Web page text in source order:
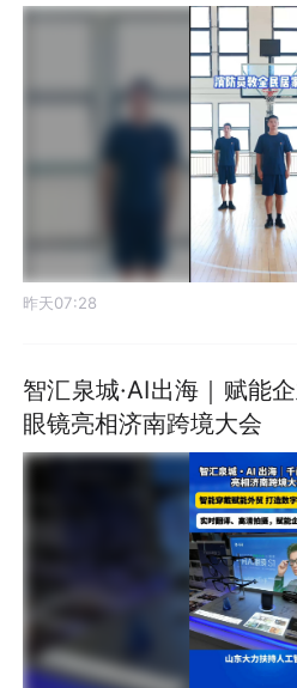
昨天07:28
智汇泉城·AI出海｜赋能
眼镜亮相济南跨境大会